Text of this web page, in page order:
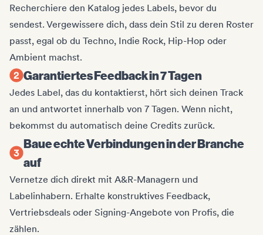
Recherchiere den Katalog jedes Labels, bevor du
sendest. Vergewissere dich, dass dein Stil zu deren Roster
passt, egal ob du Techno, Indie Rock, Hip-Hop oder
Ambient machst.
Garantiertes Feedback in 7 Tagen
Jedes Label, das du kontaktierst, hört sich deinen Track
an und antwortet innerhalb von 7 Tagen. Wenn nicht,
bekommst du automatisch deine Credits zurück.
Baue echte Verbindungen in der Branche
auf
Vernetze dich direkt mit A&R-Managern und
Labelinhabern. Erhalte konstruktives Feedback,
Vertriebsdeals oder Signing-Angebote von Profis, die
zählen.